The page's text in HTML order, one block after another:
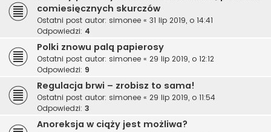
comiesięcznych skurczów
Ostatni post autor: simonee « 31 lip 2019, o 14:41
Odpowiedzi: 4
Polki znowu palą papierosy
Ostatni post autor: simonee « 29 lip 2019, o 12:12
Odpowiedzi: 9
Regulacja brwi – zrobisz to sama!
Ostatni post autor: simonee « 29 lip 2019, o 11:54
Odpowiedzi: 3
Anoreksja w ciąży jest możliwa?